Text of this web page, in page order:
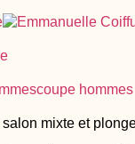
coupe hommes
mixte et